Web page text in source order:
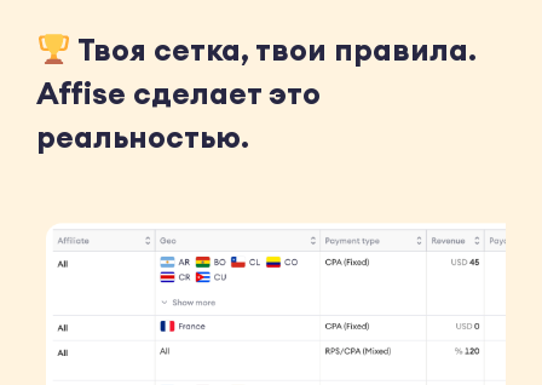
Твоя сетка, твои правила.
Affise сделает это
реальностью.